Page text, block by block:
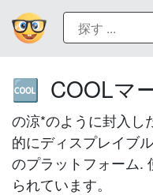
🆒 COOLマ
の涼*のように封入し
的にディスプレイブ
のプラットフォーム.
られています。